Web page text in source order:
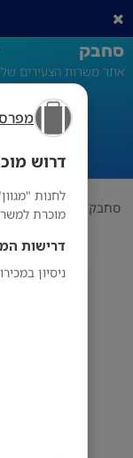
דרוש
לחנות
מוכרת
דרישות
ניסיון
סחבק
אתר משרות הצעירים
סחבק תחום